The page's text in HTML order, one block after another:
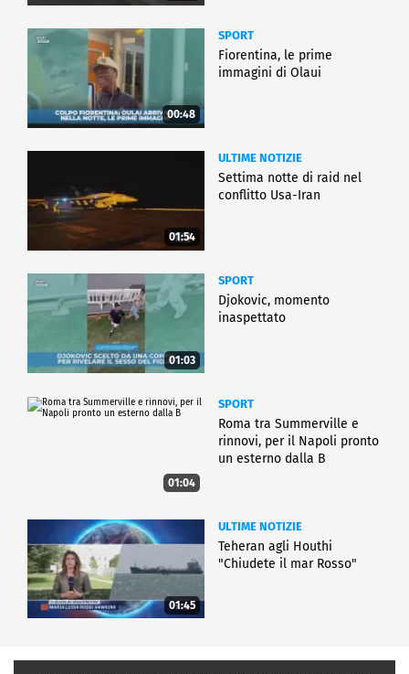
00:48
SPORT
Fiorentina, le prime
immagini di Olaui
01:54
ULTIME NOTIZIE
Settima notte di raid nel
conflitto Usa-Iran
01:03
SPORT
Djokovic, momento
inaspettato
01:04
SPORT
Roma tra Summerville e
rinnovi, per il Napoli pronto
un esterno dalla B
01:45
ULTIME NOTIZIE
Teheran agli Houthi
"Chiudete il mar Rosso"